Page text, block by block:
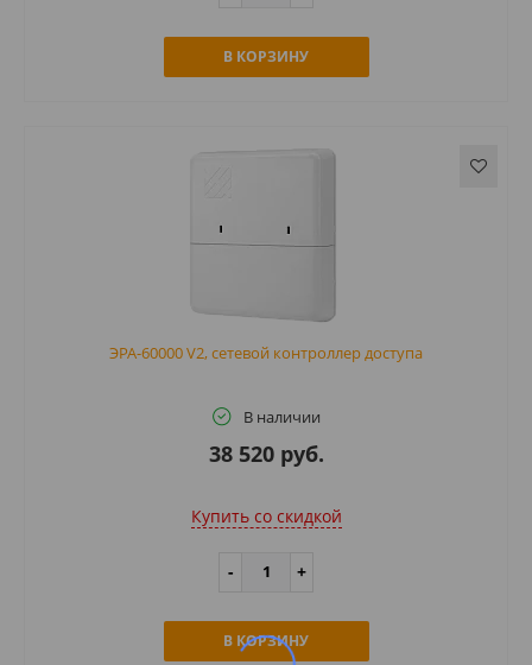
В КОРЗИНУ
ЭРА-60000 V2, сетевой контроллер доступа
В наличии
38 520 руб.
Купить cо скидкой
В КОРЗИНУ